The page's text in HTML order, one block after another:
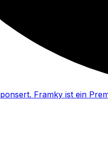
Framky ist ein